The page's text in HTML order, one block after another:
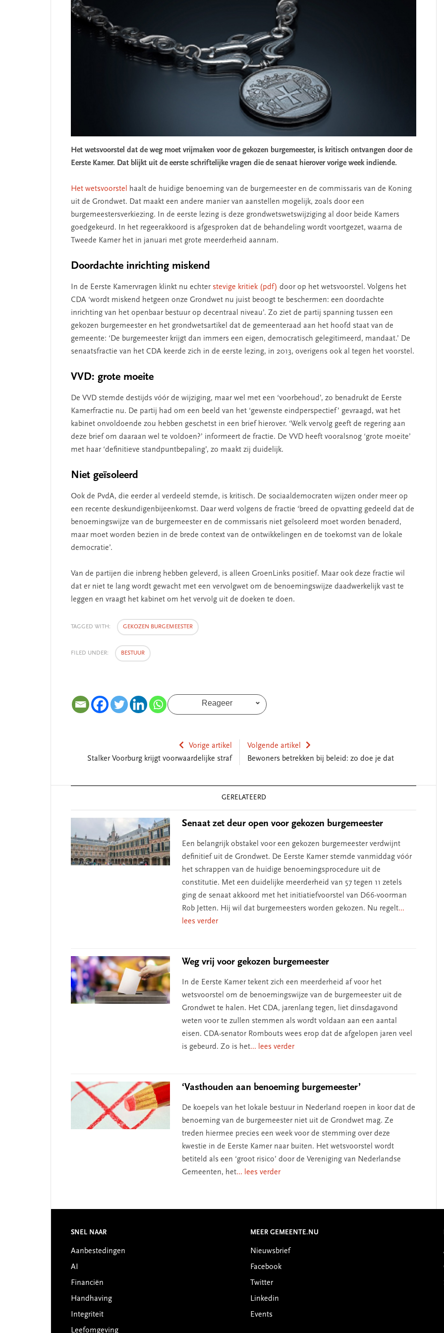
Het wetsvoorstel dat de weg moet vrijmaken voor de gekozen burgemeester, is kritisch ontvangen door de
Eerste Kamer. Dat blijkt uit de eerste schriftelijke vragen die de senaat hierover vorige week indiende.
Het wetsvoorstel
haalt de huidige benoeming van de burgemeester en de commissaris van de Koning
uit de Grondwet. Dat maakt een andere manier van aanstellen mogelijk, zoals door een
burgemeestersverkiezing. In de eerste lezing is deze grondwetswetswijziging al door beide Kamers
goedgekeurd. In het regeerakkoord is afgesproken dat de behandeling wordt voortgezet, waarna de
Tweede Kamer het in januari met grote meerderheid aannam.
Doordachte inrichting miskend
In de Eerste Kamervragen klinkt nu echter stevige kritiek (pdf) door op het wetsvoorstel. Volgens het
CDA ‘wordt miskend hetgeen onze Grondwet nu juist beoogt te beschermen: een doordachte
inrichting van het openbaar bestuur op decentraal niveau’. Zo ziet de partij spanning tussen een
gekozen burgemeester en het grondwetsartikel dat de gemeenteraad aan het hoofd staat van de
gemeente: ‘De burgemeester krijgt dan immers een eigen, democratisch gelegitimeerd, mandaat.’ De
senaatsfractie van het CDA keerde zich in de eerste lezing, in 2013, overigens ook al tegen het voorstel.
VVD: grote moeite
De VVD stemde destijds vóór de wijziging, maar wel met een ‘voorbehoud’, zo benadrukt de Eerste
Kamerfractie nu. De partij had om een beeld van het ‘gewenste eindperspectief’ gevraagd, wat het
kabinet onvoldoende zou hebben geschetst in een brief hierover. ‘Welk vervolg geeft de regering aan
deze brief om daaraan wel te voldoen?’ informeert de fractie. De VVD heeft vooralsnog ‘grote moeite’
met haar ‘definitieve standpuntbepaling’, zo maakt zij duidelijk.
Niet geïsoleerd
Ook de PvdA, die eerder al verdeeld stemde, is kritisch. De sociaaldemocraten wijzen onder meer op
een recente deskundigenbijeenkomst. Daar werd volgens de fractie ‘breed de opvatting gedeeld dat de
benoemingswijze van de burgemeester en de commissaris niet geïsoleerd moet worden benaderd,
maar moet worden bezien in de brede context van de ontwikkelingen en de toekomst van de lokale
democratie’.
Van de partijen die inbreng hebben geleverd, is alleen GroenLinks positief. Maar ook deze fractie wil
dat er niet te lang wordt gewacht met een vervolgwet om de benoemingswijze daadwerkelijk vast te
leggen en vraagt het kabinet om het vervolg uit de doeken te doen.
TAGGED WITH: GEKOZEN BURGEMEESTER
FILED UNDER: BESTUUR
Reageer
Vorige artikel
Stalker Voorburg krijgt voorwaardelijke straf
Volgende artikel
Bewoners betrekken bij beleid: zo doe je dat
GERELATEERD
Senaat zet deur open voor gekozen burgemeester
Een belangrijk obstakel voor een gekozen burgemeester verdwijnt
definitief uit de Grondwet. De Eerste Kamer stemde vanmiddag vóór
het schrappen van de huidige benoemingsprocedure uit de
constitutie. Met een duidelijke meerderheid van 57 tegen 11 zetels
ging de senaat akkoord met het initiatiefvoorstel van D66-voorman
Rob Jetten. Hij wil dat burgemeesters worden gekozen. Nu regelt...
lees verder
Weg vrij voor gekozen burgemeester
In de Eerste Kamer tekent zich een meerderheid af voor het
wetsvoorstel om de benoemingswijze van de burgemeester uit de
Grondwet te halen. Het CDA, jarenlang tegen, liet dinsdagavond
weten voor te zullen stemmen als wordt voldaan aan een aantal
eisen. CDA-senator Rombouts wees erop dat de afgelopen jaren veel
is gebeurd. Zo is het... lees verder
‘Vasthouden aan benoeming burgemeester’
De koepels van het lokale bestuur in Nederland roepen in koor dat de
benoeming van de burgemeester niet uit de Grondwet mag. Ze
treden hiermee precies een week voor de stemming over deze
kwestie in de Eerste Kamer naar buiten. Het wetsvoorstel wordt
betiteld als een ‘groot risico’ door de Vereniging van Nederlandse
Gemeenten, het... lees verder
missie van Segment
SEGMENT
‘Persoonlijk leiderschap
SEGMENT
‘Met een integrale aanpak
Footer
SNEL NAAR
Aanbestedingen
AI
Financiën
Handhaving
Integriteit
Leefomgeving
MEER GEMEENTE.NU
Nieuwsbrief
Facebook
Twitter
Linkedin
Events